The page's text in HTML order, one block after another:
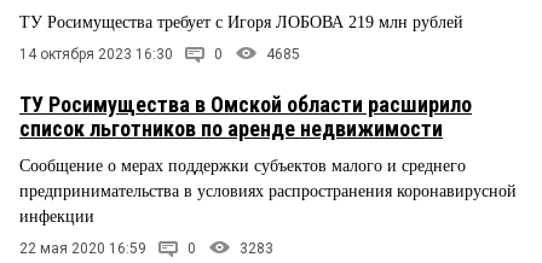
ТУ Росимущества требует с Игоря ЛОБОВА 219 млн рублей
14 октября 2023 16:30 0 4685
ТУ Росимущества в Омской области расширило
список льготников по аренде недвижимости
Сообщение о мерах поддержки субъектов малого и среднего
предпринимательства в условиях распространения коронавирусной
инфекции
22 мая 2020 16:59 0 3283